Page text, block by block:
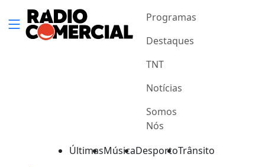
Programas
Destaques
TNT
Notícias
Somos
Nós
ÚltimasMúsicaDesportoTrânsito